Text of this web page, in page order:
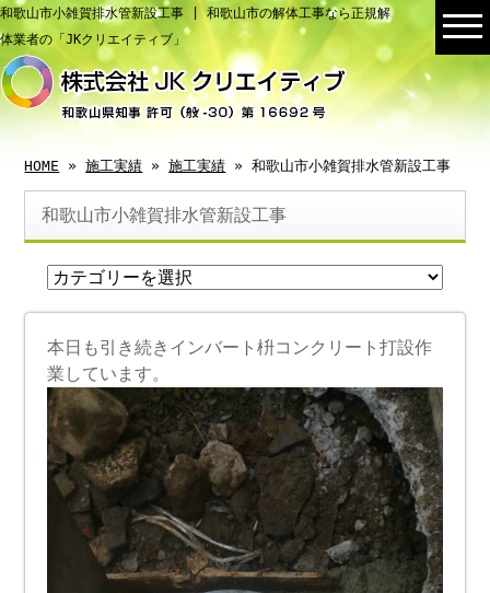
和歌山市小雑賀排水管新設工事 | 和歌山市の解体工事なら正規解
体業者の「JKクリエイティブ」
HOME »施工実績 »施工実績 » 和歌山市小雑賀排水管新設工事
和歌山市小雑賀排水管新設工事
本日も引き続きインバート枡コンクリート打設作
業しています。